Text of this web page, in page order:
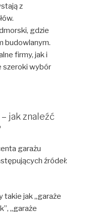
z
gdzie
budowlanym.
firmy, jak i
szeroki wybór
jak znaleźć
garażu
źródeł:
jak „garaże
„garaże